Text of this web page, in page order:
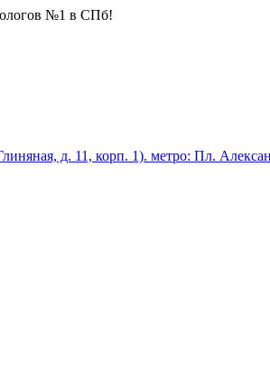
№1 в СПб!
д. 11, корп. 1). метро: Пл.